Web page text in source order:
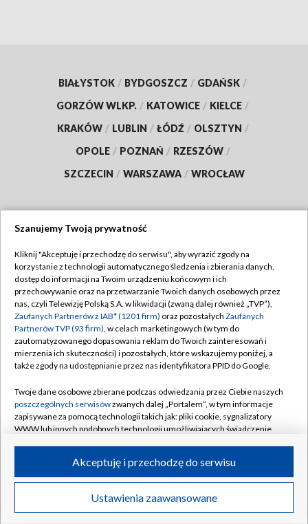
BIAŁYSTOK / BYDGOSZCZ / GDAŃSK /
GORZÓW WLKP. / KATOWICE / KIELCE /
KRAKÓW / LUBLIN / ŁÓDŹ / OLSZTYN /
OPOLE / POZNAŃ / RZESZÓW /
SZCZECIN / WARSZAWA / WROCŁAW
TVP
Abonament TVP
Emisja w TVP
Centrum informacji TVP
Naziemna Telewizja Cyfrowa
Rada Programowa
System NOS
Informacje o nadawcy
Program dla prasy
Ogłoszenie przetargowe
Regulamin TVP
Polityka prywatności
Moje zgody
Pomoc
Kontakt
Kanały
©2026 Telewizja Polska S.A. w likwidacji
Szanujemy Twoją prywatność
Kliknij "Akceptuję i przechodzę do serwisu", aby wyrazić zgody na
korzystanie z technologii automatycznego śledzenia i zbierania danych,
dostęp do informacji na Twoim urządzeniu końcowym i ich
przechowywanie oraz na przetwarzanie Twoich danych osobowych przez
nas, czyli Telewizję Polską S.A. w likwidacji (zwaną dalej również „TVP”),
Zaufanych Partnerów z IAB* (1201 firm) oraz pozostałych Zaufanych
Partnerów TVP (93 firm), w celach marketingowych (w tym do
zautomatyzowanego dopasowania reklam do Twoich zainteresowań i
mierzenia ich skuteczności) i pozostałych, które wskazujemy poniżej, a
także zgody na udostępnianie przez nas identyfikatora PPID do Google.
Twoje dane osobowe zbierane podczas odwiedzania przez Ciebie naszych
poszczególnych serwisówzwanych dalej „Portalem”, w tym informacje
zapisywane za pomocą technologii takich jak: pliki cookie, sygnalizatory
WWW lub innych podobnych technologii umożliwiających świadczenie
ruchu w Internecie.
Twoje dane osobowe zbierane podczas odwiedzania przez Ciebie
poszczególnych serwisówna Portalu, takie jak adresy IP, identyfikatory
Ustawienia zaawansowane
Akceptuję i przechodzę do serwisu